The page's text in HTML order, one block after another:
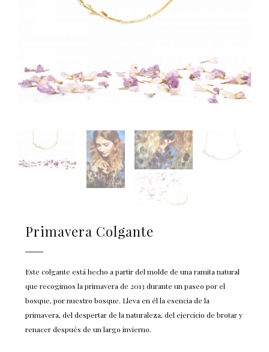
Primavera Colgante
Este colgante está hecho a partir del molde de una ramita natural
que recogimos la primavera de 2013 durante un paseo por el
bosque, por nuestro bosque. Lleva en él la esencia de la
primavera, del despertar de la naturaleza, del ejercicio de brotar y
renacer después de un largo invierno.